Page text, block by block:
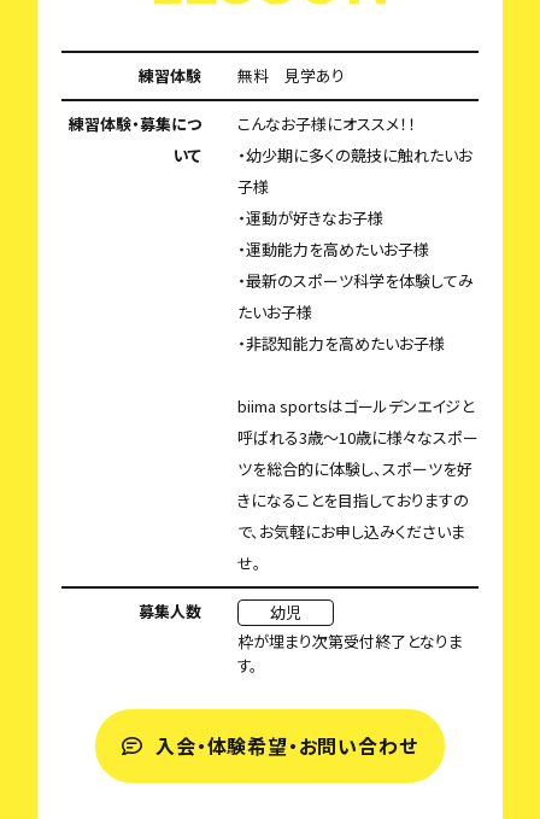
練習体験 無料 見学あり
練習体験・募集につ
いて
こんなお子様にオススメ！！
・幼少期に多くの競技に触れたいお
子様
・運動が好きなお子様
・運動能力を高めたいお子様
・最新のスポーツ科学を体験してみ
たいお子様
・非認知能力を高めたいお子様
biima sportsはゴールデンエイジと
呼ばれる3歳〜10歳に様々なスポー
ツを総合的に体験し、スポーツを好
きになることを目指しておりますの
で、お気軽にお申し込みくださいま
せ。
募集人数
幼児
枠が埋まり次第受付終了となりま
す。
入会・体験希望・お問い合わせ